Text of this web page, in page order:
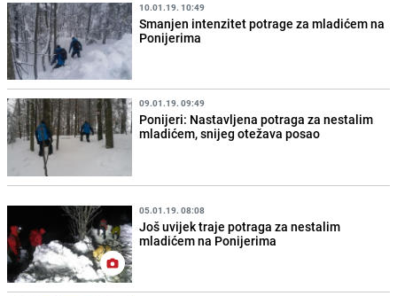
10.01.19. 10:49
Smanjen intenzitet potrage za mladićem na
Ponijerima
09.01.19. 09:49
Ponijeri: Nastavljena potraga za nestalim
mladićem, snijeg otežava posao
05.01.19. 08:08
Još uvijek traje potraga za nestalim
mladićem na Ponijerima